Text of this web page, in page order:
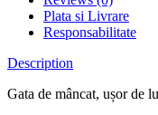
Plata si Livrare
Responsabilitate
Description
Gata de mâncat, ușor de